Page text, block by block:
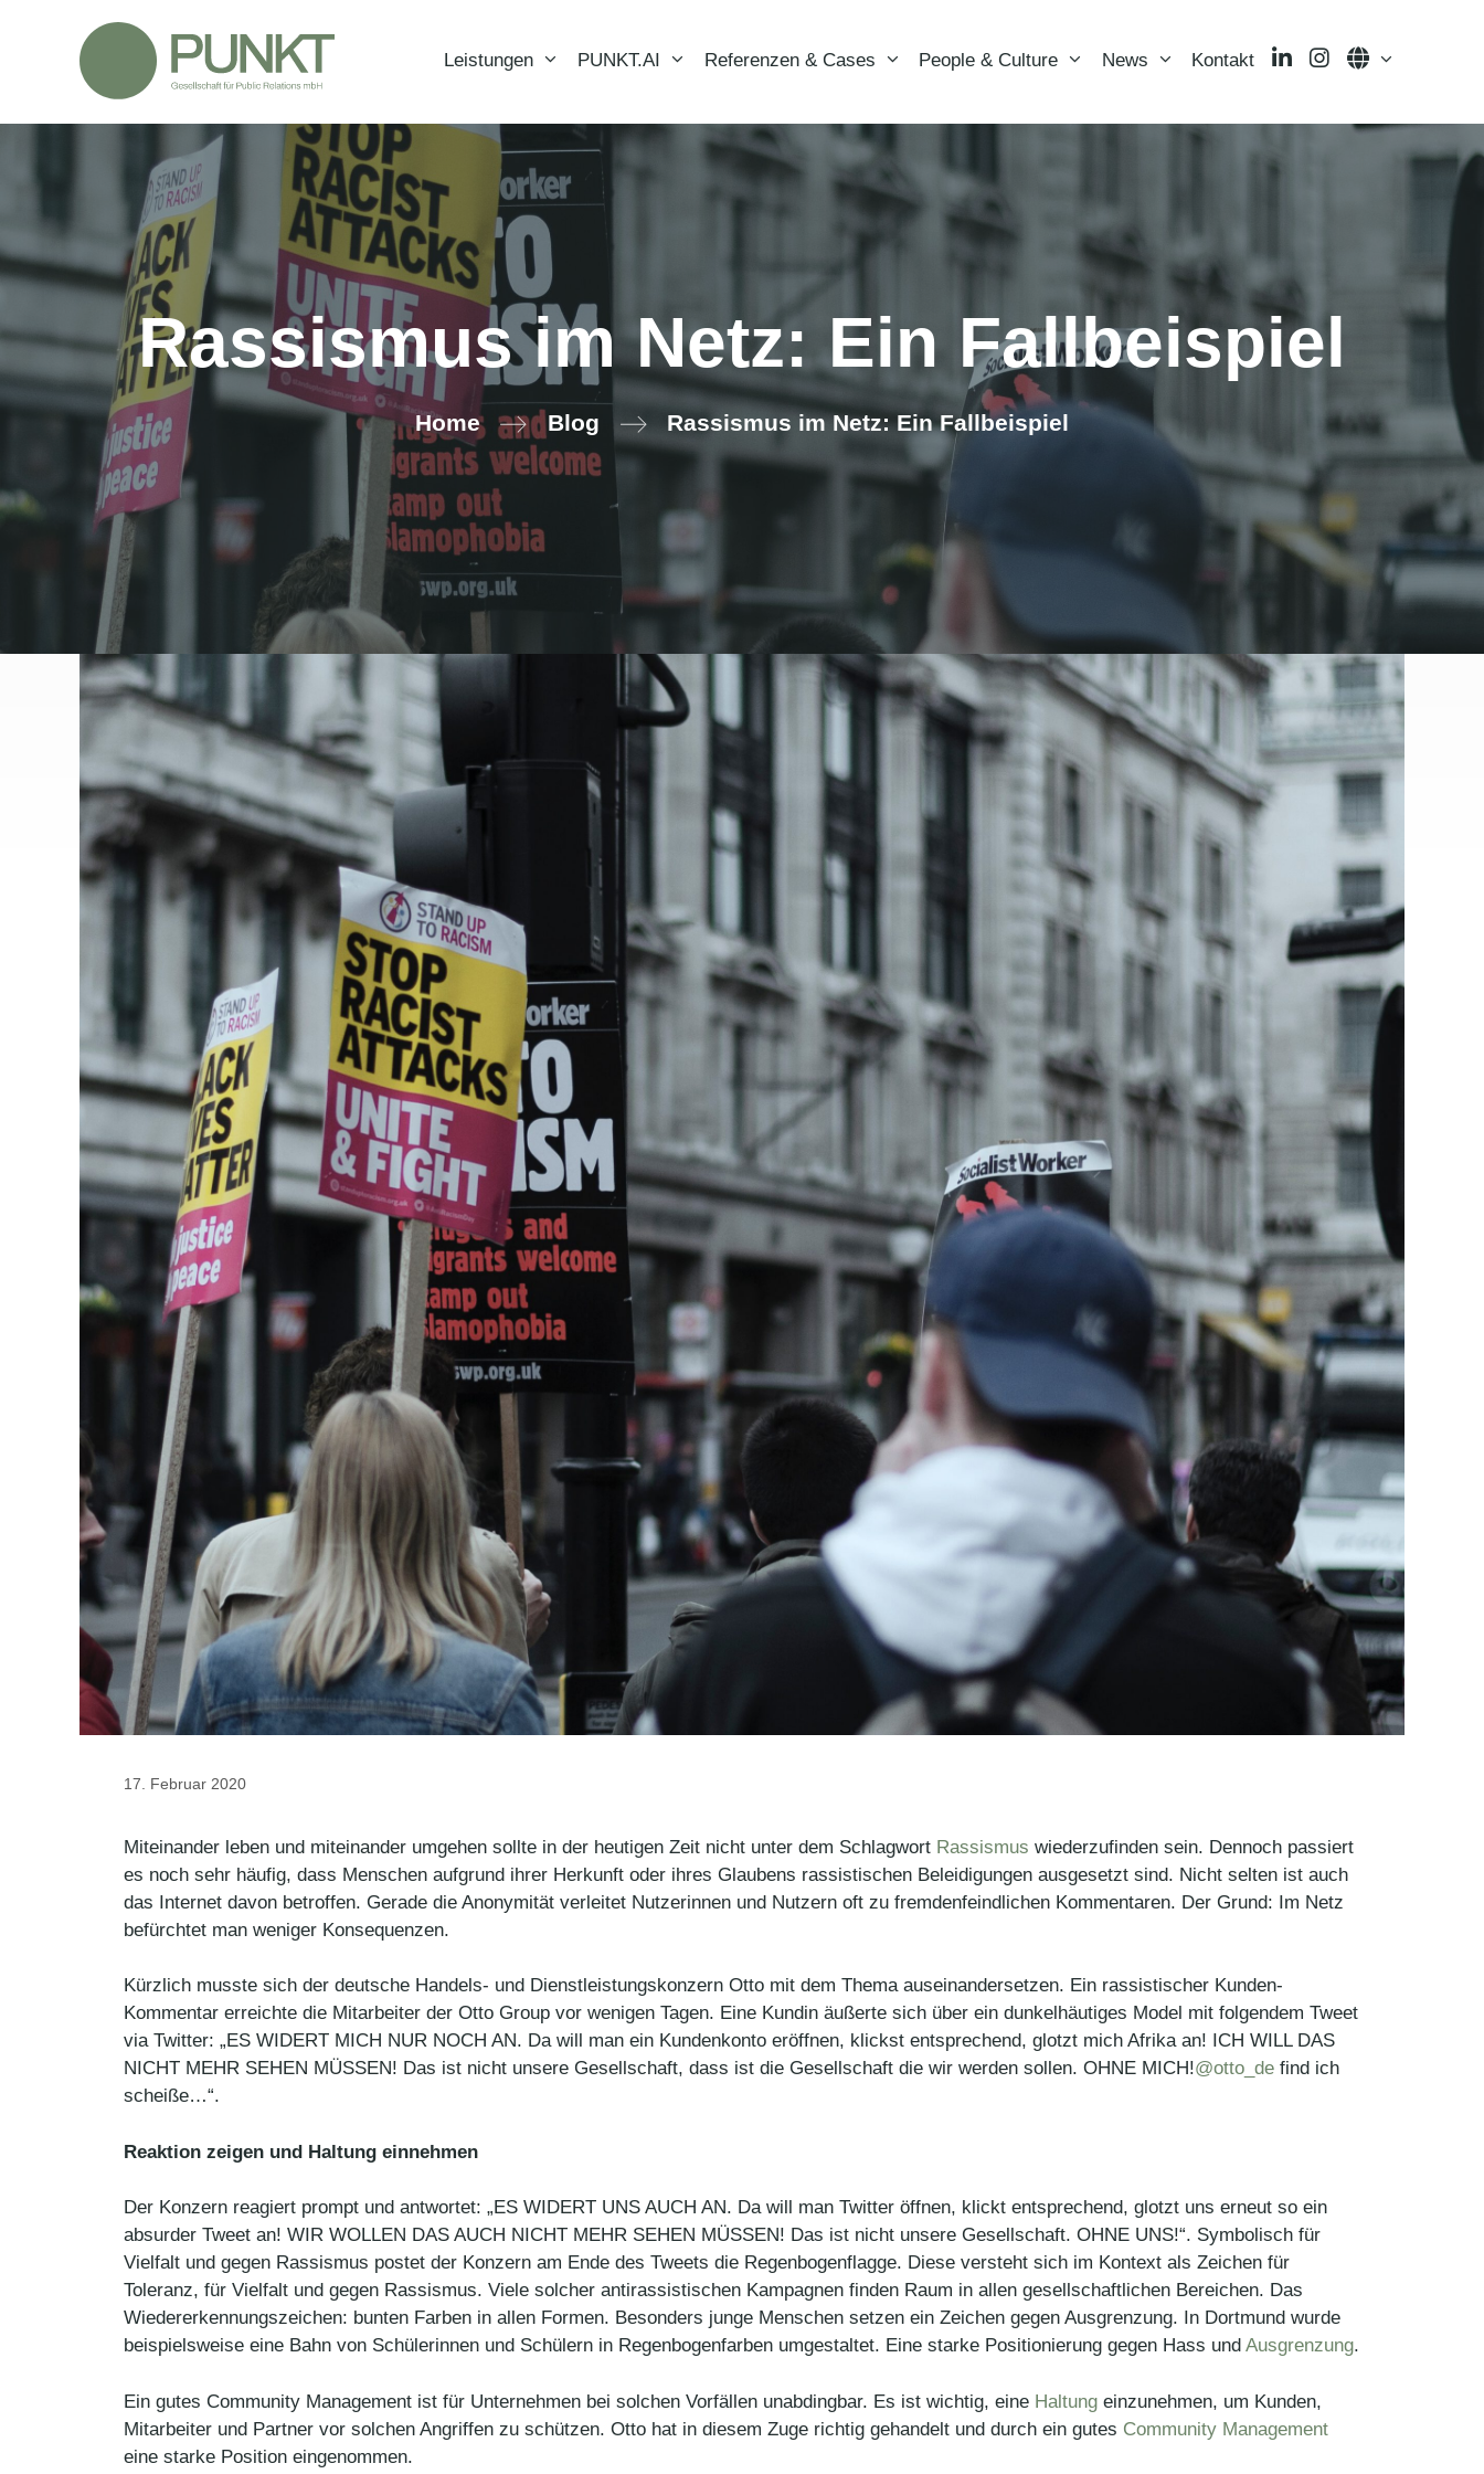
Leistungen PUNKT.AI Referenzen & Cases People & Culture News Kontakt LinkedInInstagramLanguage
Rassismus im Netz: Ein Fallbeispiel
Home Blog Rassismus im Netz: Ein Fallbeispiel
17. Februar 2020
Miteinander leben und miteinander umgehen sollte in der heutigen Zeit nicht unter dem Schlagwort Rassismus wiederzufinden sein. Dennoch passiert
es noch sehr häufig, dass Menschen aufgrund ihrer Herkunft oder ihres Glaubens rassistischen Beleidigungen ausgesetzt sind. Nicht selten ist auch
das Internet davon betroffen. Gerade die Anonymität verleitet Nutzerinnen und Nutzern oft zu fremdenfeindlichen Kommentaren. Der Grund: Im Netz
befürchtet man weniger Konsequenzen.
Kürzlich musste sich der deutsche Handels- und Dienstleistungskonzern Otto mit dem Thema auseinandersetzen. Ein rassistischer Kunden-
Kommentar erreichte die Mitarbeiter der Otto Group vor wenigen Tagen. Eine Kundin äußerte sich über ein dunkelhäutiges Model mit folgendem Tweet
via Twitter: „ES WIDERT MICH NUR NOCH AN. Da will man ein Kundenkonto eröffnen, klickst entsprechend, glotzt mich Afrika an! ICH WILL DAS
NICHT MEHR SEHEN MÜSSEN! Das ist nicht unsere Gesellschaft, dass ist die Gesellschaft die wir werden sollen. OHNE MICH!@otto_de find ich
scheiße…“.
Reaktion zeigen und Haltung einnehmen
Der Konzern reagiert prompt und antwortet: „ES WIDERT UNS AUCH AN. Da will man Twitter öffnen, klickt entsprechend, glotzt uns erneut so ein
absurder Tweet an! WIR WOLLEN DAS AUCH NICHT MEHR SEHEN MÜSSEN! Das ist nicht unsere Gesellschaft. OHNE UNS!“. Symbolisch für
Vielfalt und gegen Rassismus postet der Konzern am Ende des Tweets die Regenbogenflagge. Diese versteht sich im Kontext als Zeichen für
Toleranz, für Vielfalt und gegen Rassismus. Viele solcher antirassistischen Kampagnen finden Raum in allen gesellschaftlichen Bereichen. Das
Wiedererkennungszeichen: bunten Farben in allen Formen. Besonders junge Menschen setzen ein Zeichen gegen Ausgrenzung. In Dortmund wurde
beispielsweise eine Bahn von Schülerinnen und Schülern in Regenbogenfarben umgestaltet. Eine starke Positionierung gegen Hass und Ausgrenzung.
Ein gutes Community Management ist für Unternehmen bei solchen Vorfällen unabdingbar. Es ist wichtig, eine Haltung einzunehmen, um Kunden,
Mitarbeiter und Partner vor solchen Angriffen zu schützen. Otto hat in diesem Zuge richtig gehandelt und durch ein gutes Community Management
eine starke Position eingenommen.